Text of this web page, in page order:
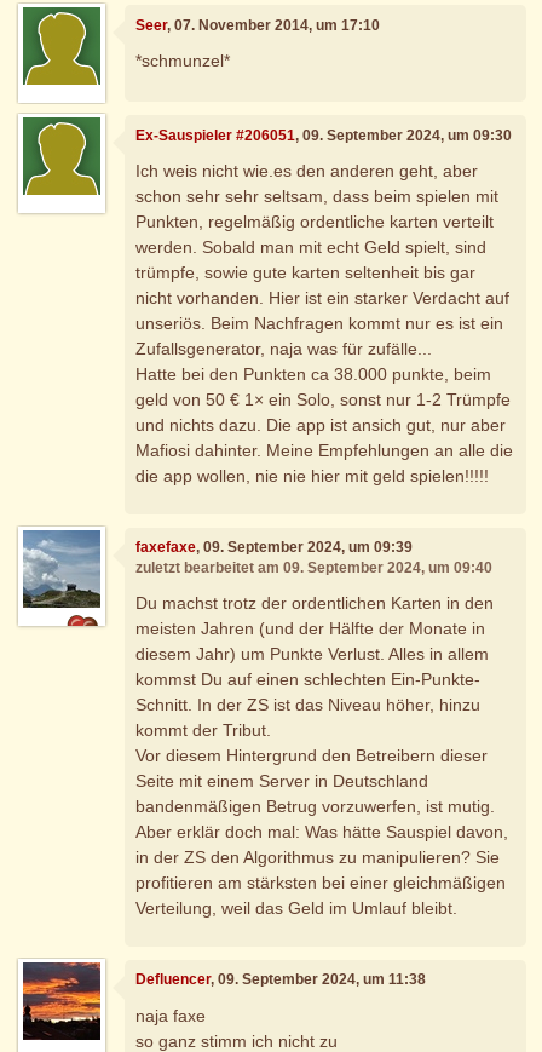
Seer, 07. November 2014, um 17:10
*schmunzel*
Ex-Sauspieler #206051, 09. September 2024, um 09:30
Ich weis nicht wie.es den anderen geht, aber
schon sehr sehr seltsam, dass beim spielen mit
Punkten, regelmäßig ordentliche karten verteilt
werden. Sobald man mit echt Geld spielt, sind
trümpfe, sowie gute karten seltenheit bis gar
nicht vorhanden. Hier ist ein starker Verdacht auf
unseriös. Beim Nachfragen kommt nur es ist ein
Zufallsgenerator, naja was für zufälle...
Hatte bei den Punkten ca 38.000 punkte, beim
geld von 50 € 1× ein Solo, sonst nur 1-2 Trümpfe
und nichts dazu. Die app ist ansich gut, nur aber
Mafiosi dahinter. Meine Empfehlungen an alle die
die app wollen, nie nie hier mit geld spielen!!!!!
faxefaxe, 09. September 2024, um 09:39
zuletzt bearbeitet am 09. September 2024, um 09:40
Du machst trotz der ordentlichen Karten in den
meisten Jahren (und der Hälfte der Monate in
diesem Jahr) um Punkte Verlust. Alles in allem
kommst Du auf einen schlechten Ein-Punkte-
Schnitt. In der ZS ist das Niveau höher, hinzu
kommt der Tribut.
Vor diesem Hintergrund den Betreibern dieser
Seite mit einem Server in Deutschland
bandenmäßigen Betrug vorzuwerfen, ist mutig.
Aber erklär doch mal: Was hätte Sauspiel davon,
in der ZS den Algorithmus zu manipulieren? Sie
profitieren am stärksten bei einer gleichmäßigen
Verteilung, weil das Geld im Umlauf bleibt.
Defluencer, 09. September 2024, um 11:38
naja faxe
so ganz stimm ich nicht zu